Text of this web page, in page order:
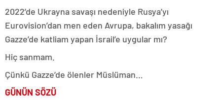
2022’de Ukrayna savaşı nedeniyle Rusya’yı
Eurovision’dan men eden Avrupa, bakalım yasağı
Gazze’de katliam yapan İsrail’e uygular mı?
Hiç sanmam.
Çünkü Gazze’de ölenler Müslüman…
GÜNÜN SÖZÜ